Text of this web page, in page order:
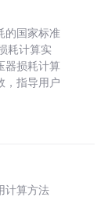
的国家标准
耗计算实
器损耗计算
，指导用户
计算方法